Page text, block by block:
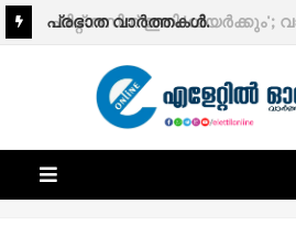
ഫിറ്റ്നസിന് ഇനി
മുതൽ ആരംഭിക്കും
പ്രഭാത വാർത്തകൾ.